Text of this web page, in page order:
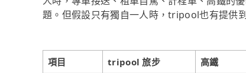
題。但假設只有獨自一人時，tripool也有提供
項目 tripool 旅步 高鐵